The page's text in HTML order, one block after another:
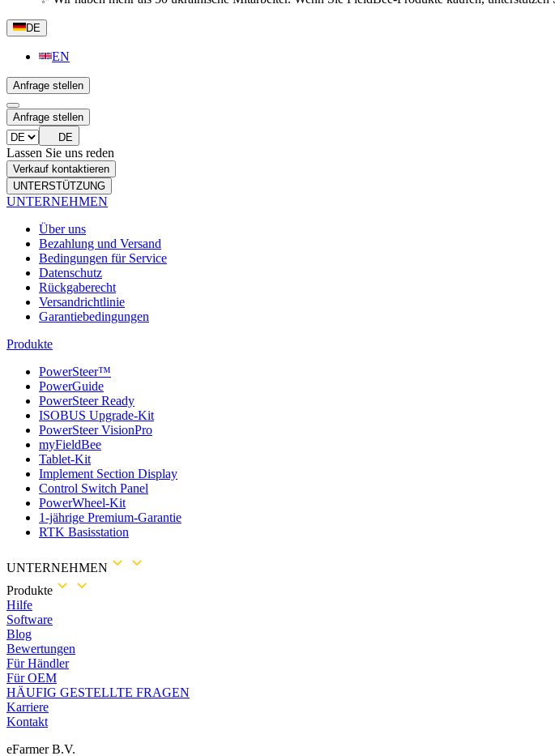
DE
EN
Anfrage stellen
Anfrage stellen
DE
Lassen Sie uns reden
Verkauf kontaktieren
UNTERSTÜTZUNG
UNTERNEHMEN
Über uns
Bezahlung und Versand
Bedingungen für Service
Datenschutz
Rückgaberecht
Versandrichtlinie
Garantiebedingungen
Produkte
PowerSteer™
PowerGuide
PowerSteer Ready
ISOBUS Upgrade-Kit
PowerSteer VisionPro
myFieldBee
Tablet-Kit
Implement Section Display
Control Switch Panel
PowerWheel-Kit
1-jährige Premium-Garantie
RTK Basisstation
UNTERNEHMEN
Produkte
Hilfe
Software
Blog
Bewertungen
Für Händler
Für OEM
HÄUFIG GESTELLTE FRAGEN
Karriere
Kontakt
eFarmer B.V.